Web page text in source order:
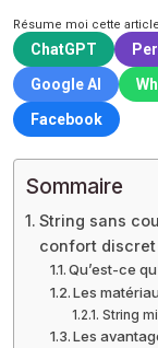
Résume moi cette
ChatGPT
Google AI
Facebook
Sommaire
String sans
confort
Qu’est-ce
Les
String
Les